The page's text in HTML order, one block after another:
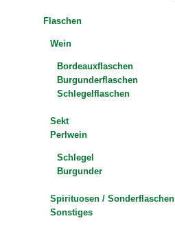
Flaschen
Wein
Bordeauxflaschen
Burgunderflaschen
Schlegelflaschen
Sekt
Perlwein
Schlegel
Burgunder
Spirituosen / Sonderflaschen
Sonstiges